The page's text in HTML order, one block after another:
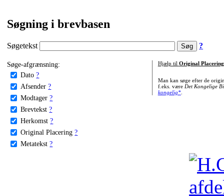
Søgning i brevbasen
Søgetekst ?
Søge-afgrænsning:
Dato ?
Afsender ?
Modtager ?
Brevtekst ?
Herkomst ?
Original Placering ?
Metatekst ?
Hjælp til Original Placering
Man kan søge efter de
f.eks. være Det Kongelige
kongelig*.